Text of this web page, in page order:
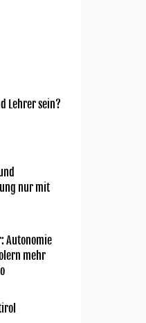
Lehrer sein?
nur mit
Autonomie
mehr